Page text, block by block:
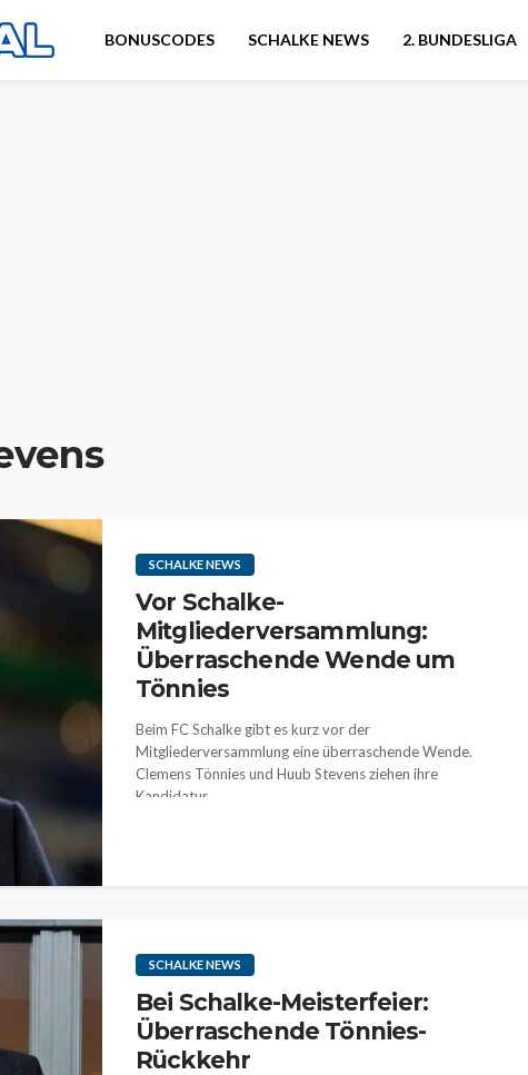
BONUSCODES SCHALKE NEWS 2. BUNDESLIGA
SCHALKE NEWS
Vor Schalke-
Mitgliederversammlung:
Überraschende Wende um
Tönnies
Beim FC Schalke gibt es kurz vor der
Mitgliederversammlung eine überraschende Wende.
Clemens Tönnies und Huub Stevens ziehen ihre
Kandidatur...
SCHALKE NEWS
Bei Schalke-Meisterfeier:
Überraschende Tönnies-
Rückkehr